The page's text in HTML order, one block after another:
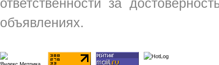
ответственности за
объявлениях.